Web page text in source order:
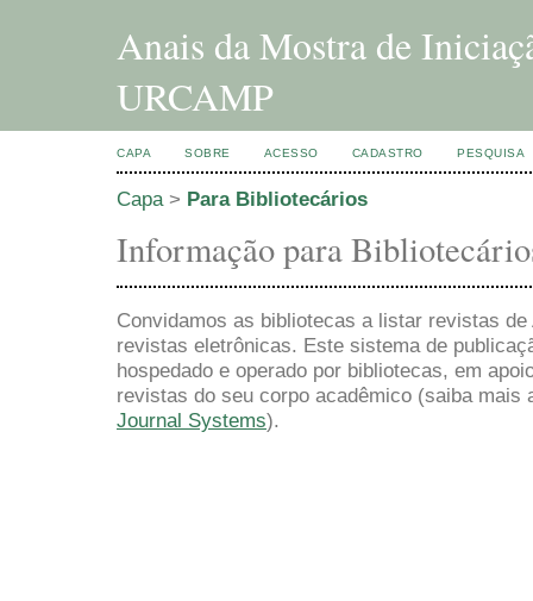
Anais da Mostra de
URCAMP
CAPA SOBRE ACESSO CADASTRO PESQUISA
Capa> Para Bibliotecários
Informação para
Convidamos as bibliotecas a listar revistas
revistas eletrônicas. Este sistema de
hospedado e operado por bibliotecas, em
revistas do seu corpo acadêmico (saiba
Journal Systems).